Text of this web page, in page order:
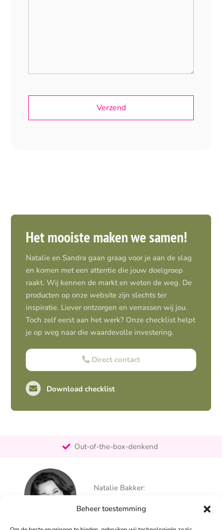
Beheer toestemming
Het mooiste maken we samen!
Natalie en Sandra gaan graag voor je aan de slag
en komen met een attentie die jouw doelgroep
raakt. Wij kennen de markt en weten de weg. De
producten op onze website zijn slechts ter
inspiratie. Liever ontzorgen en verrassen wij jou.
Toch zelf eerst aan het werk? Onze checklist helpt
je op weg naar die waardevolle investering.
Direct contact
Download checklist
Out-of-the-box-denkend
Persoonlijk
Natalie Bakker:
info@alertpromotie.nl